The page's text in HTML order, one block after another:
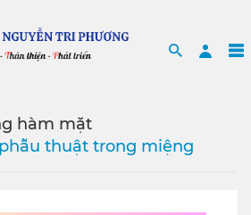
Search
hàm mặt
thuật trong miệng